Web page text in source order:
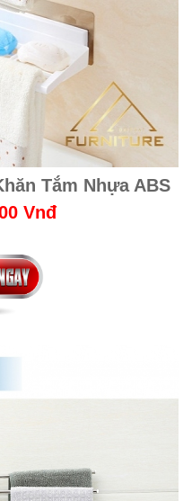
Tắm Nhựa ABS
Vnđ